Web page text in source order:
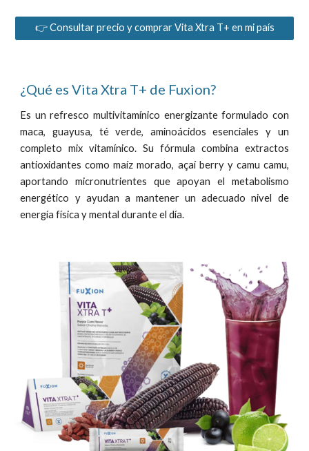
👉 Consultar precio y comprar Vita Xtra T+ en mi país
¿Qué es Vita Xtra T+ de Fuxion?
Es un refresco multivitamínico energizante formulado con
maca, guayusa, té verde, aminoácidos esenciales y un
completo mix vitamínico. Su fórmula combina extractos
antioxidantes como maíz morado, açaí berry y camu camu,
aportando micronutrientes que apoyan el metabolismo
energético y ayudan a mantener un adecuado nivel de
energía física y mental durante el día.